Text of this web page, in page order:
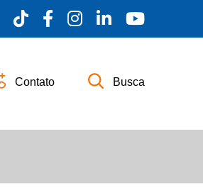
Contato Busca